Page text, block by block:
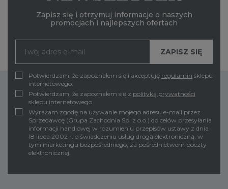
Zapisz się i otrzymuj informacje o naszych
promocjach i najlepszych ofertach
Potwierdzam, że zapoznałem się i akceptuję regulamin sklepu
internetowego.
Potwierdzam, że zapoznałem się z polityką prywatności
sklepu internetowego
Wyrażam zgodę na używanie mojego adresu e-mail przez
Sprzedawcę (Grupa Zachodnia Sp. z o.o.) do celów przesyłania
informacji handlowej w rozumieniu przepisów ustawy z dnia
18 lipca 2002 r. o świadczeniu usług drogą elektroniczną, w
tym marketingu bezpośredniego, za pośrednictwem poczty
elektronicznej.